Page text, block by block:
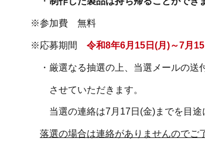
※参加費 無料
※応募期間 令和8年6月15日(月)～7月
・厳選なる抽選の上、当選メールの
させていただきます。
当選の連絡は7月17日(金)までを目途
落選の場合は連絡がありませんのでご